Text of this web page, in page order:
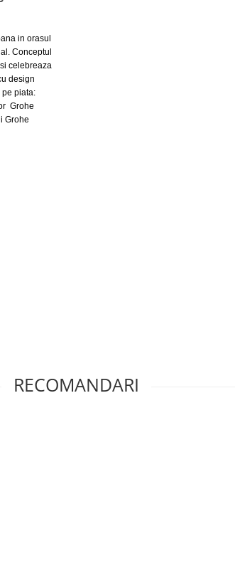
in orasul
Conceptul
celebreaza
design
pe piata:
Grohe
Grohe
RECOMANDARI